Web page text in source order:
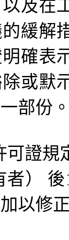
及在
緩解
確表
或默
一部份
可證規
者） 後
以修